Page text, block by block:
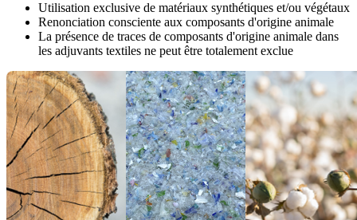
Utilisation exclusive de matériaux synthétiques et/ou végétaux
Renonciation consciente aux composants d'origine animale
La présence de traces de composants d'origine animale dans
les adjuvants textiles ne peut être totalement exclue